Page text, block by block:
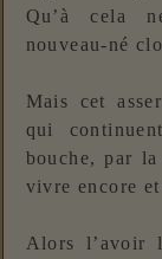
Qu’à cela
nouveau-né
Mais cet
qui
bouche, par
vivre encore et
Alors l’avoir